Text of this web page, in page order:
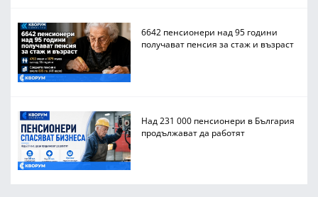
6642 пенсионери над 95 години
получават пенсия за стаж и възраст
Над 231 000 пенсионери в България
продължават да работят